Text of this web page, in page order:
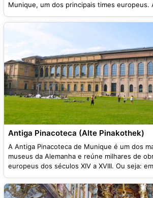
Munique, um dos principais times europeus.
Antiga Pinacoteca (Alte Pinakothek)
A Antiga Pinacoteca de Munique é um dos
museus da Alemanha e reúne milhares de
europeus dos séculos XIV a XVIII. Ou seja: